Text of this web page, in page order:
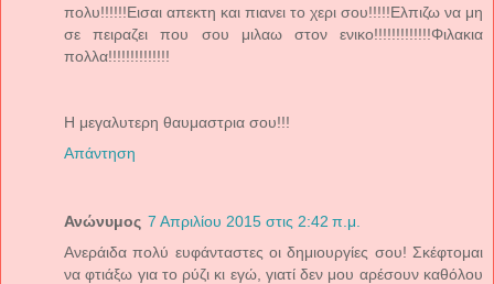
πολυ!!!!!!Εισαι απεκτη και πιανει το χερι σου!!!!!Ελπιζω να μη
σε πειραζει που σου μιλαω στον ενικο!!!!!!!!!!!!!Φιλακια
πολλα!!!!!!!!!!!!!!
Η μεγαλυτερη θαυμαστρια σου!!!
Απάντηση
Ανώνυμος 7 Απριλίου 2015 στις 2:42 π.μ.
Ανεράιδα πολύ ευφάνταστες οι δημιουργίες σου! Σκέφτομαι
να φτιάξω για το ρύζι κι εγώ, γιατί δεν μου αρέσουν καθόλου